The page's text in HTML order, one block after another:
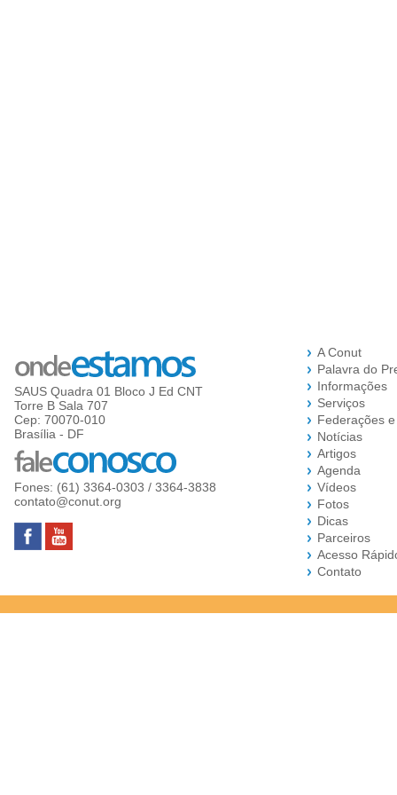
SAUS Quadra 01 Bloco J Ed CNT
Torre B Sala 707
Cep: 70070-010
Brasília - DF
Fones: (61) 3364-0303 / 3364-3838
contato@conut.org
A Conut
Palavra do
Informações
Serviços
Federações
Notícias
Artigos
Agenda
Vídeos
Fotos
Dicas
Parceiros
Acesso
Contato